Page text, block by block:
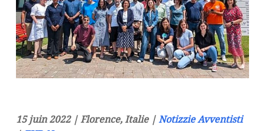
15 juin 2022 | Florence, Italie |Notizzie Avventisti